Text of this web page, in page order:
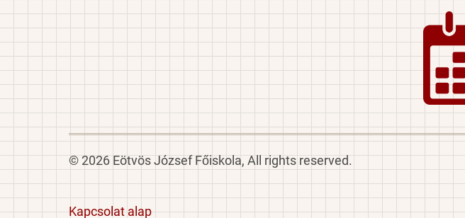
© 2026 Eötvös József Főiskola, All rights reserved.
Footer
Kapcsolat alap